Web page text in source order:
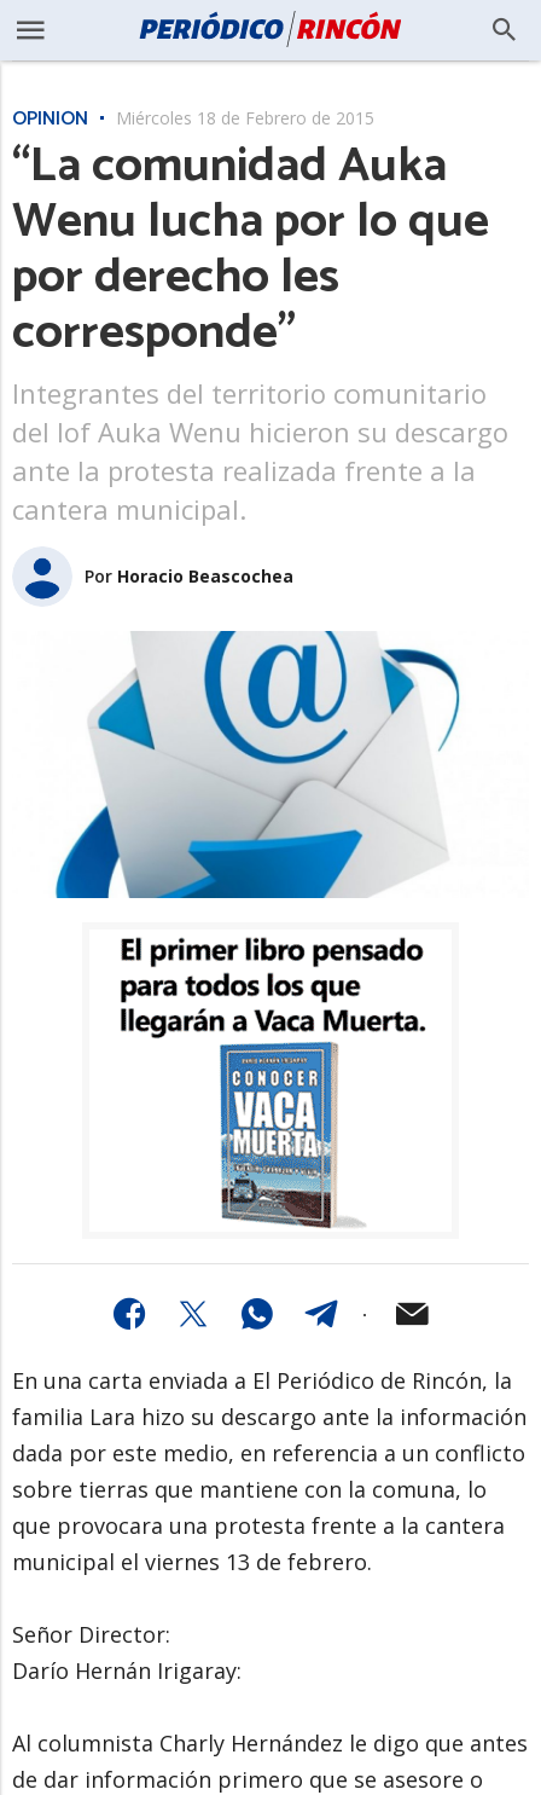
OPINIÓN Miércoles 18 de Febrero de 2015
“La comunidad Auka
Wenu lucha por lo que
por derecho les
corresponde”
Integrantes del territorio comunitario
del lof Auka Wenu hicieron su descargo
ante la protesta realizada frente a la
cantera municipal.
Por Horacio Beascochea
En una carta enviada a El Periódico de Rincón, la
familia Lara hizo su descargo ante la información
dada por este medio, en referencia a un conflicto
sobre tierras que mantiene con la comuna, lo
que provocara una protesta frente a la cantera
municipal el viernes 13 de febrero.
Señor Director:
Darío Hernán Irigaray:
Al columnista Charly Hernández le digo que antes
de dar información primero que se asesore o